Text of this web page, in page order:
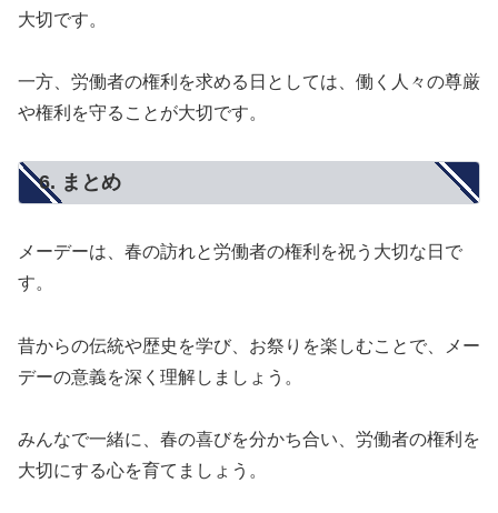
大切です。
一方、労働者の権利を求める日としては、働く人々の尊厳
や権利を守ることが大切です。
6. まとめ
メーデーは、春の訪れと労働者の権利を祝う大切な日で
す。
昔からの伝統や歴史を学び、お祭りを楽しむことで、メー
デーの意義を深く理解しましょう。
みんなで一緒に、春の喜びを分かち合い、労働者の権利を
大切にする心を育てましょう。